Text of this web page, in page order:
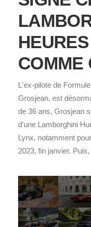
COMME
L'ex-pilote de
Grosjean, est
de 36 ans, Grosjean
d'une Lamborghini
Lynx, notamment
2023, fin janvier.